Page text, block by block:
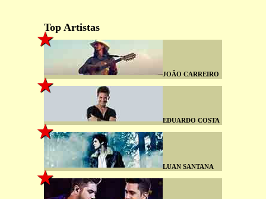
Top Artistas
JOÃO CARREIRO
EDUARDO COSTA
LUAN SANTANA